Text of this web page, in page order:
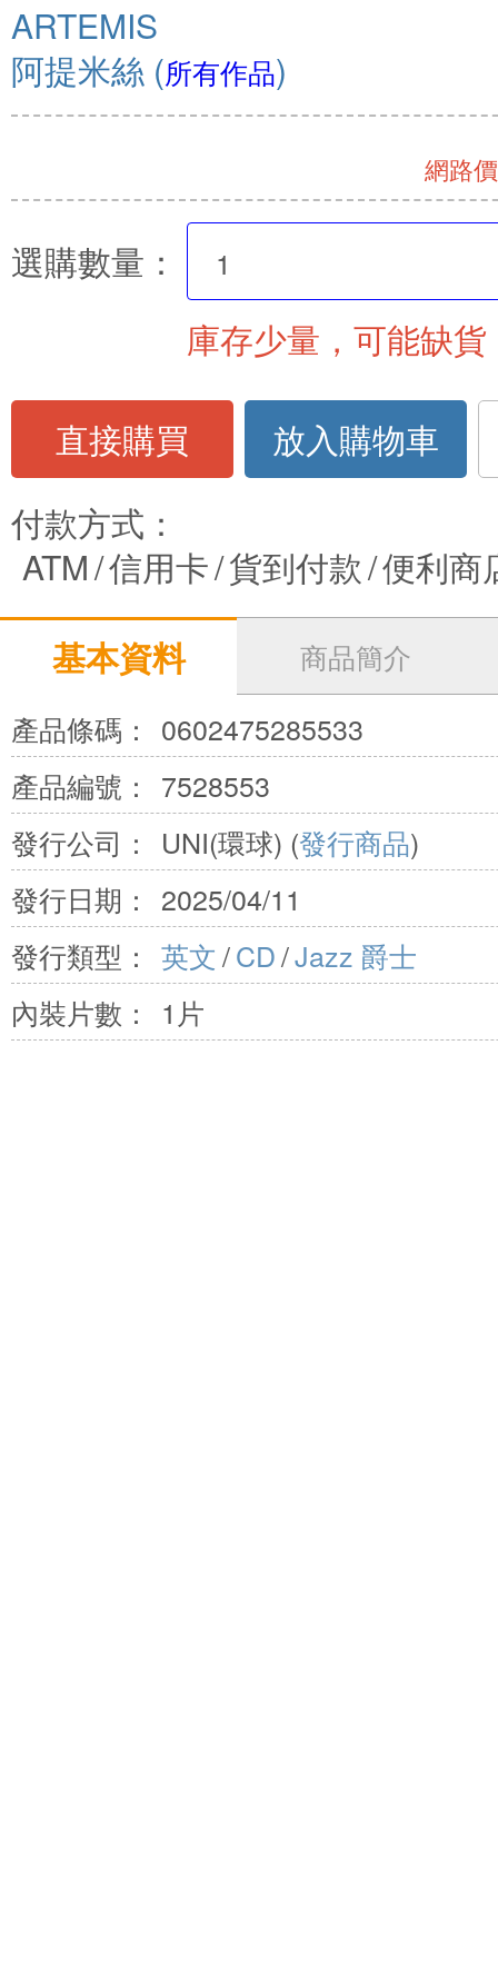
ARTEMIS
阿提米絲 (所有作品)
網路
選購數量：
庫存少量，可能缺貨
直接購買
放入購物車
付款方式：
ATM/信用卡/貨到付款/便利商
基本資料
商品簡介
產品條碼：
0602475285533
產品編號：
7528553
發行公司：
UNI(環球) (發行商品)
發行日期：
2025/04/11
發行類型： 英文/CD/Jazz 爵士
內裝片數：
1片